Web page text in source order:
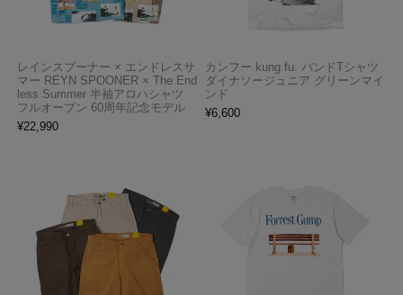
レインスプーナー × エンドレスサ
マー REYN SPOONER × The End
less Summer 半袖アロハシャツ
フルオープン 60周年記念モデル
¥22,990
カンフー kung fu. バンドTシャツ
ダイナソージュニア グリーンマイ
ンド
¥6,600